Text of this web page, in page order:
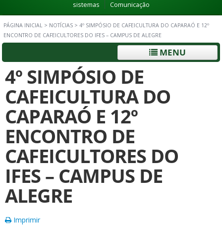
sistemas
Comunicação
PÁGINA INICIAL > NOTÍCIAS > 4º SIMPÓSIO DE CAFEICULTURA DO CAPARAÓ E 12º
ENCONTRO DE CAFEICULTORES DO IFES – CAMPUS DE ALEGRE
MENU
4º SIMPÓSIO DE
CAFEICULTURA DO
CAPARAÓ E 12º
ENCONTRO DE
CAFEICULTORES DO
IFES – CAMPUS DE
ALEGRE
Imprimir